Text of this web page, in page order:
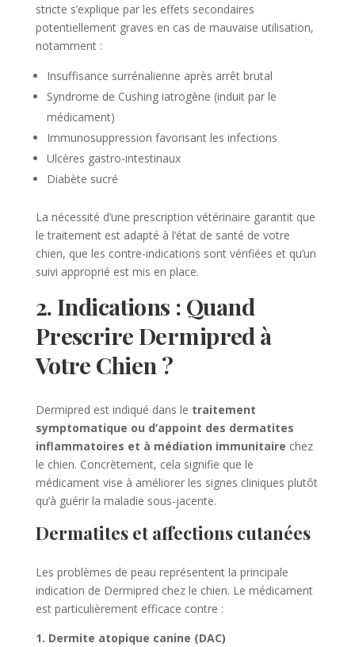
stricte s’explique par les effets secondaires
potentiellement graves en cas de mauvaise utilisation,
notamment :
Insuffisance surrénalienne après arrêt brutal
Syndrome de Cushing iatrogène (induit par le
médicament)
Immunosuppression favorisant les infections
Ulcères gastro-intestinaux
Diabète sucré
La nécessité d’une prescription vétérinaire garantit que
le traitement est adapté à l’état de santé de votre
chien, que les contre-indications sont vérifiées et qu’un
suivi approprié est mis en place.
2. Indications : Quand
Prescrire Dermipred à
Votre Chien ?
Dermipred est indiqué dans le traitement
symptomatique ou d’appoint des dermatites
inflammatoires et à médiation immunitaire chez
le chien. Concrètement, cela signifie que le
médicament vise à améliorer les signes cliniques plutôt
qu’à guérir la maladie sous-jacente.
Dermatites et affections cutanées
Les problèmes de peau représentent la principale
indication de Dermipred chez le chien. Le médicament
est particulièrement efficace contre :
1. Dermite atopique canine (DAC)